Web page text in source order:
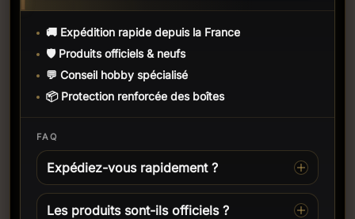
🚚 Expédition rapide depuis la France
🛡️ Produits officiels & neufs
💬 Conseil hobby spécialisé
📦 Protection renforcée des boîtes
FAQ
Expédiez-vous rapidement ?
Les produits sont-ils officiels ?